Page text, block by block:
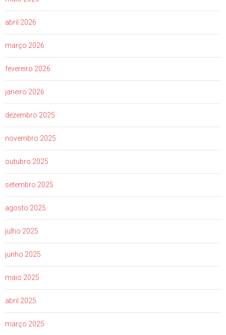
abril 2026
março 2026
fevereiro 2026
janeiro 2026
dezembro 2025
novembro 2025
outubro 2025
setembro 2025
agosto 2025
julho 2025
junho 2025
maio 2025
abril 2025
março 2025